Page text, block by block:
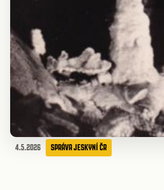
4.5.2026 SPRÁVA JESKYNÍ ČR